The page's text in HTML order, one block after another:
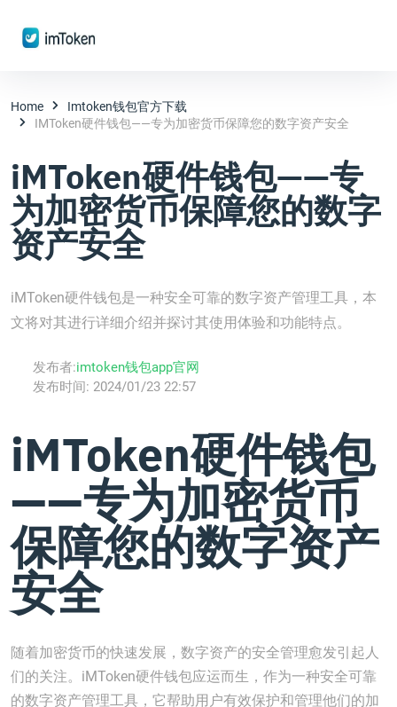
Home
Imtoken钱包官方下载
IMToken硬件钱包——专为加密货币保障您的数字资产安全
iMToken硬件钱包——专
为加密货币保障您的数字
资产安全
iMToken硬件钱包是一种安全可靠的数字资产管理工具，本
文将对其进行详细介绍并探讨其使用体验和功能特点。
发布者:imtoken钱包app官网
发布时间: 2024/01/23 22:57
iMToken硬件钱包
——专为加密货币
保障您的数字资产
安全
随着加密货币的快速发展，数字资产的安全管理愈发引起人
们的关注。iMToken硬件钱包应运而生，作为一种安全可靠
的数字资产管理工具，它帮助用户有效保护和管理他们的加